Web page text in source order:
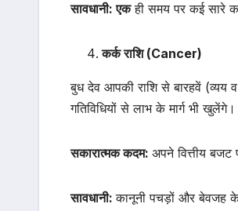
सावधानी: एकही समय पर कई सारे
कर्क राशि (Cancer)
बुध देव आपकी राशि से बारहवें (व्यय
गतिविधियों से लाभ के मार्ग भी खुलेंगे।
सकारात्मक कदम: अपने वित्तीय
सावधानी:कानूनी पचड़ों और बेवजह